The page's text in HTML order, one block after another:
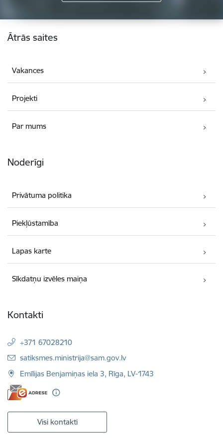
Kājene
Ātrās saites
Vakances
Projekti
Par mums
Noderīgi
Privātuma politika
Piekļūstamība
Lapas karte
Sīkdatņu izvēles maiņa
Kontakti
+371 67028210
E-pasts:
satiksmes.ministrija@sam.gov.lv
Emīlijas Benjamiņas iela 3, Rīga, LV-1743
Visi kontakti